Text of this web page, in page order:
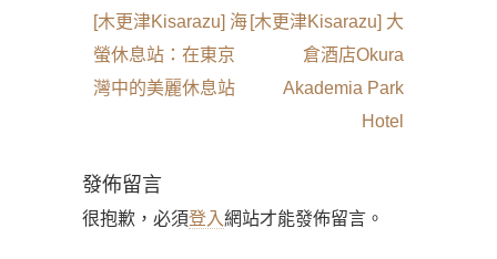
章
導
覽
Previous
post:
[木更津Kisarazu] 海
螢休息站：在東京
灣中的美麗休息站
Next
[木更津Kisarazu] 大
倉酒店Okura
Akademia Park
Hotel
發佈留言
很抱歉，必須登入網站才能發佈留言。